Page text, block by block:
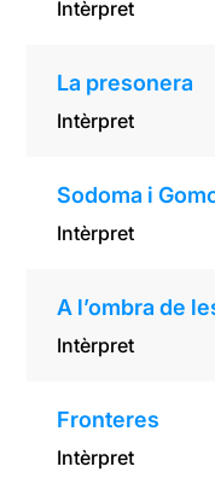
Intèrpret
La presonera
Intèrpret
Sodoma i
Intèrpret
A l’ombra de
Intèrpret
Fronteres
Intèrpret